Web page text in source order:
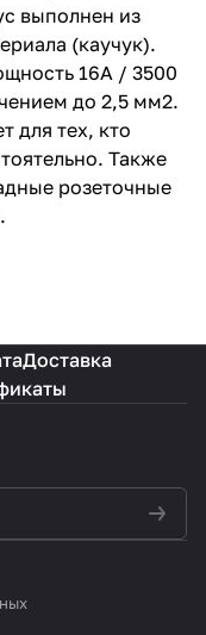
выполнен из
(каучук).
16А / 3500
до 2,5 мм2.
для тех, кто
Также
розеточные
Доставка